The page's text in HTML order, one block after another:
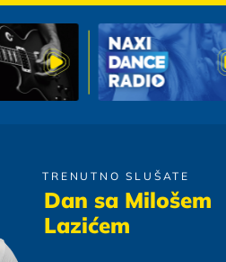
TRENUTNO SLUŠATE
Dan sa Milošem
Lazićem
Magazin